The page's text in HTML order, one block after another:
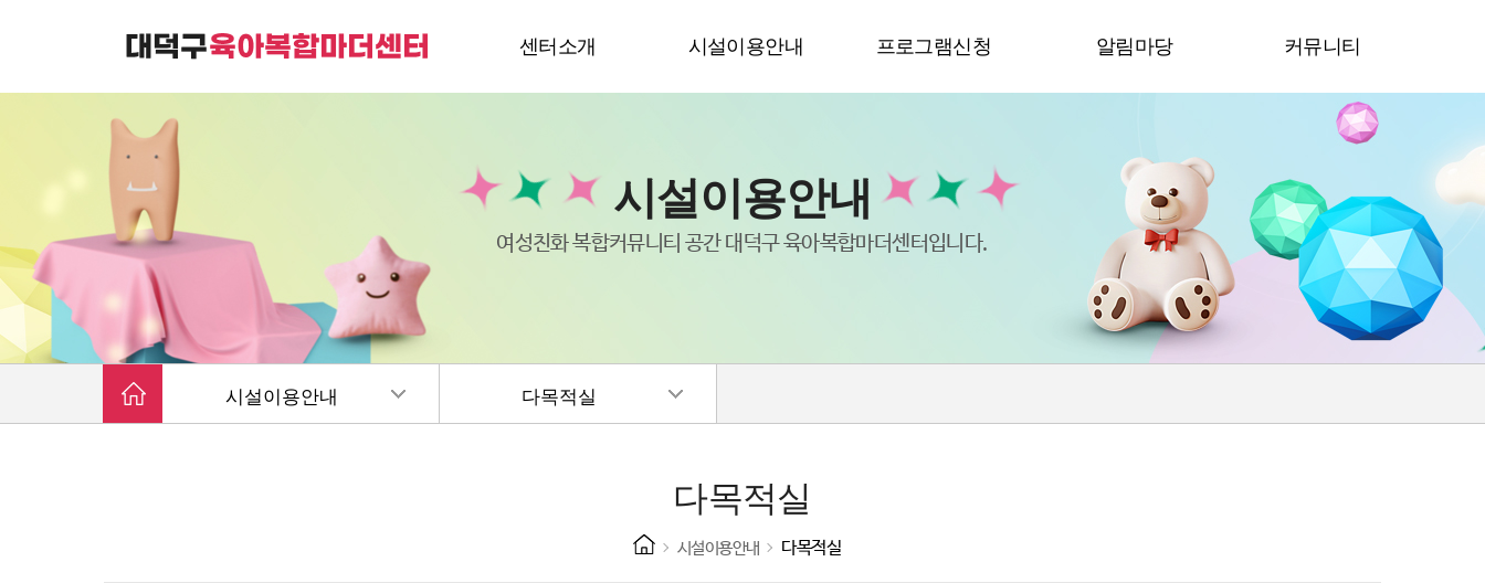
센터소개
대덕구육아복합마더센터는
가족친화 복합커뮤니티 공간입니다.
시설이용안내 프로그램신청 알림마당 커뮤니티
시설이용안내
여성친화 복합커뮤니티 공간 대덕구 육아복합마더센터입니다.
시설이용안내 다목적실
다목적실
시설이용안내 다목적실